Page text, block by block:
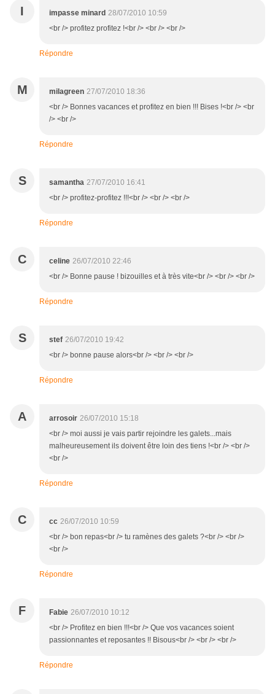
I impasse minard 28/07/2010 10:59
<br /> profitez profitez !<br /> <br /> <br />
Répondre
M milagreen 27/07/2010 18:36
<br /> Bonnes vacances et profitez en bien !!! Bises !<br /> <br
/> <br />
Répondre
S samantha 27/07/2010 16:41
<br /> profitez-profitez !!!<br /> <br /> <br />
Répondre
C celine 26/07/2010 22:46
<br /> Bonne pause ! bizouilles et à très vite<br /> <br /> <br />
Répondre
S stef 26/07/2010 19:42
<br /> bonne pause alors<br /> <br /> <br />
Répondre
A arrosoir 26/07/2010 15:18
<br /> moi aussi je vais partir rejoindre les galets...mais
malheureusement ils doivent être loin des tiens !<br /> <br />
<br />
Répondre
C cc 26/07/2010 10:59
<br /> bon repas<br /> tu ramènes des galets ?<br /> <br />
<br />
Répondre
F Fabie 26/07/2010 10:12
<br /> Profitez en bien !!!<br /> Que vos vacances soient
passionnantes et reposantes !! Bisous<br /> <br /> <br />
Répondre